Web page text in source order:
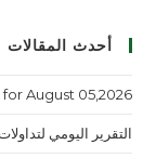
أحدث المقالات
August 05,2026
التقرير اليومي لتداولات